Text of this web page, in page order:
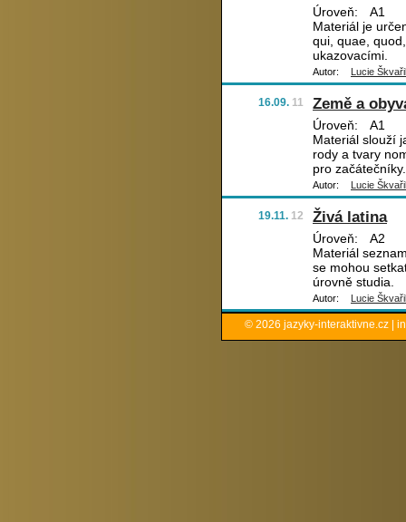
Úroveň:
A1
Materiál je
qui, quae,
ukazovacími.
Autor: Lucie
16.09. 11 Země a
Úroveň:
A1
Materiál slouží
rody a tvary
pro začátečníky.
Autor: Lucie
19.11. 12 Živá latina
Úroveň:
A2
Materiál
se mohou
úrovně studia.
Autor: Lucie
© 2026 jazyky-interaktivne.cz